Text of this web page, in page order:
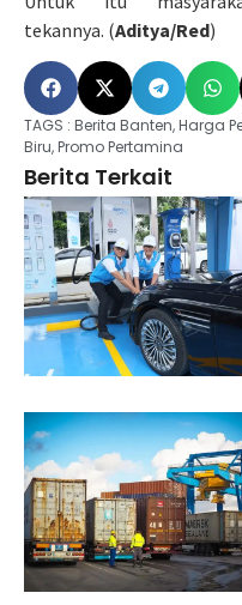
tekannya. (Aditya/Red)
TAGS : Berita Banten,Harga
Biru,Promo Pertamina
Berita Terkait